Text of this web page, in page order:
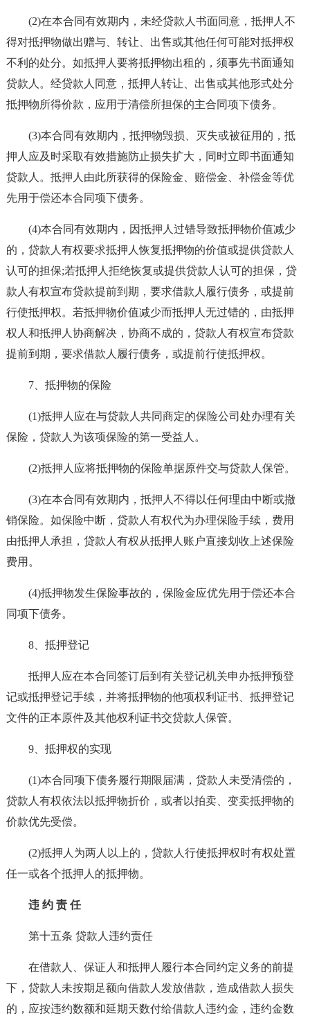
(2)在本合同有效期内，未经贷款人书面同意，抵押人不
得对抵押物做出赠与、转让、出售或其他任何可能对抵押权
不利的处分。如抵押人要将抵押物出租的，须事先书面通知
贷款人。经贷款人同意，抵押人转让、出售或其他形式处分
抵押物所得价款，应用于清偿所担保的主合同项下债务。
(3)本合同有效期内，抵押物毁损、灭失或被征用的，抵
押人应及时采取有效措施防止损失扩大，同时立即书面通知
贷款人。抵押人由此所获得的保险金、赔偿金、补偿金等优
先用于偿还本合同项下债务。
(4)本合同有效期内，因抵押人过错导致抵押物价值减少
的，贷款人有权要求抵押人恢复抵押物的价值或提供贷款人
认可的担保;若抵押人拒绝恢复或提供贷款人认可的担保，贷
款人有权宣布贷款提前到期，要求借款人履行债务，或提前
行使抵押权。若抵押物价值减少而抵押人无过错的，由抵押
权人和抵押人协商解决，协商不成的，贷款人有权宣布贷款
提前到期，要求借款人履行债务，或提前行使抵押权。
7、抵押物的保险
(1)抵押人应在与贷款人共同商定的保险公司处办理有关
保险，贷款人为该项保险的第一受益人。
(2)抵押人应将抵押物的保险单据原件交与贷款人保管。
(3)在本合同有效期内，抵押人不得以任何理由中断或撤
销保险。如保险中断，贷款人有权代为办理保险手续，费用
由抵押人承担，贷款人有权从抵押人账户直接划收上述保险
费用。
(4)抵押物发生保险事故的，保险金应优先用于偿还本合
同项下债务。
8、抵押登记
抵押人应在本合同签订后到有关登记机关申办抵押预登
记或抵押登记手续，并将抵押物的他项权利证书、抵押登记
文件的正本原件及其他权利证书交贷款人保管。
9、抵押权的实现
(1)本合同项下债务履行期限届满，贷款人未受清偿的，
贷款人有权依法以抵押物折价，或者以拍卖、变卖抵押物的
价款优先受偿。
(2)抵押人为两人以上的，贷款人行使抵押权时有权处置
任一或各个抵押人的抵押物。
违 约 责 任
第十五条 贷款人违约责任
在借款人、保证人和抵押人履行本合同约定义务的前提
下，贷款人未按期足额向借款人发放借款，造成借款人损失
的，应按违约数额和延期天数付给借款人违约金，违约金数